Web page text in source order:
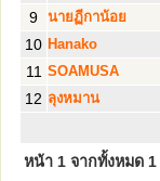
9 นายฏีกาน้อย
10 Hanako
11 SOAMUSA
12 ลุงหมาน
หน้า 1 จากทั้งหมด 1